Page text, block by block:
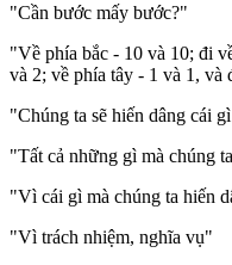
"Cần bước mấy bước?"
"Về phía bắc - 10 và 10; đi
và 2; về phía tây - 1 và 1,
"Chúng ta sẽ hiến dâng cái
"Tất cả những gì mà chúng
"Vì cái gì mà chúng ta hiến
"Vì trách nhiệm, nghĩa vụ"